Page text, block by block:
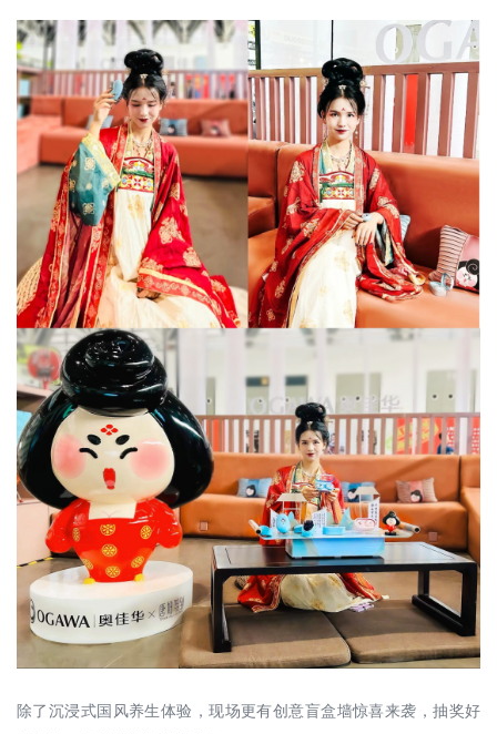
除了沉浸式国风养生体验，现场更有创意盲盒墙惊喜来袭，抽奖好